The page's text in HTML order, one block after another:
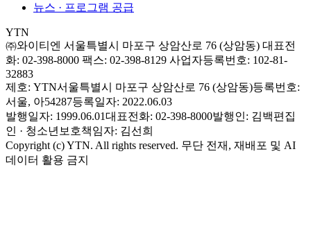
뉴스 · 프로그램 공급
YTN
㈜와이티엔 서울특별시 마포구 상암산로 76 (상암동) 대표전
화: 02-398-8000 팩스: 02-398-8129 사업자등록번호: 102-81-
32883
제호: YTN서울특별시 마포구 상암산로 76 (상암동)등록번호:
서울, 아54287등록일자: 2022.06.03
발행일자: 1999.06.01대표전화: 02-398-8000발행인: 김백편집
인 · 청소년보호책임자: 김선희
Copyright (c) YTN. All rights reserved. 무단 전재, 재배포 및 AI
데이터 활용 금지